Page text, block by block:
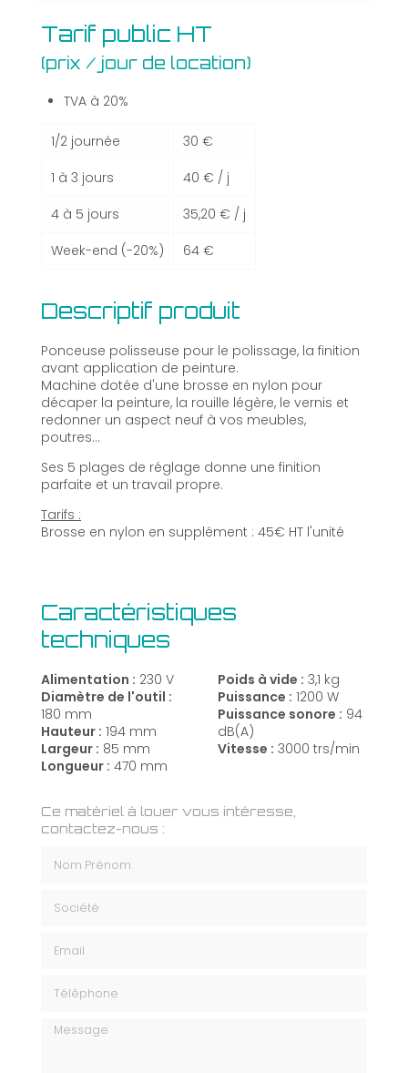
Tarif
public
HT
de
location)
Tarif public HT
(prix / jour de location)
TVA à 20%
1/2 journée
30 €
1 à 3 jours
40 € / j
4 à 5 jours
35,20 € / j
Week-end (-20%)
64 €
Ce matériel à louer vous intéresse,
contactez-nous :
Message
Descriptif produit
Ponceuse polisseuse pour le polissage, la finition
avant application de peinture.
Machine dotée d'une brosse en nylon pour
décaper la peinture, la rouille légère, le vernis et
redonner un aspect neuf à vos meubles,
poutres...
Ses 5 plages de réglage donne une finition
parfaite et un travail propre.
Tarifs :
Brosse en nylon en supplément : 45€ HT l'unité
Caractéristiques
techniques
Alimentation : 230 V
Diamètre de l'outil :
180 mm
Hauteur : 194 mm
Largeur : 85 mm
Longueur : 470 mm
Poids à vide : 3,1 kg
Puissance : 1200 W
Puissance sonore : 94
dB(A)
Vitesse : 3000 trs/min